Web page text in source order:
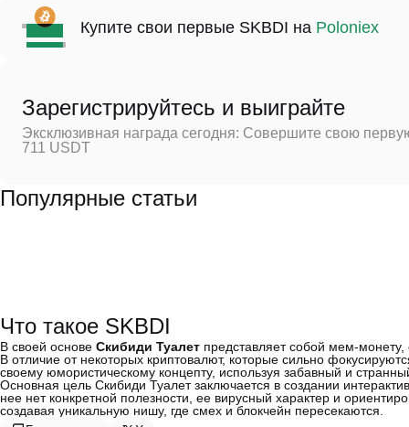
Купите свои первые SKBDI на Poloniex
Зарегистрируйтесь и выиграйте
Эксклюзивная награда сегодня: Совершите свою
711 USDT
Популярные статьи
Что такое SKBDI
В своей основе Скибиди Туалет представляет собой мем-
В отличие от некоторых криптовалют, которые сильно
своему юмористическому концепту, используя забавный и
Основная цель Скибиди Туалет заключается в создании
нее нет конкретной полезности, ее вирусный характер и
создавая уникальную нишу, где смех и блокчейн пересекаются.